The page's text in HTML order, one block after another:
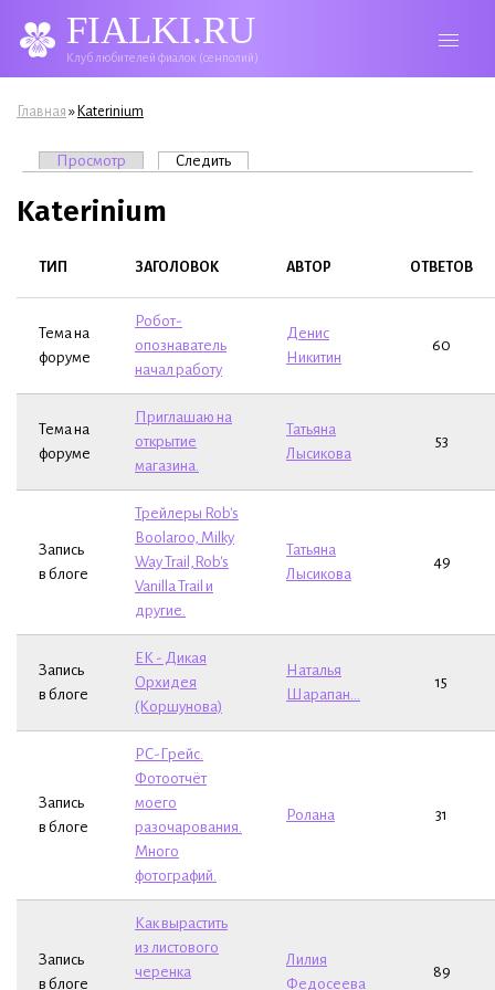
FIALKI.RU
Клуб любителей фиалок (сенполий)
Вы здесь
Главная » Katerinium
Главные вкладки
Просмотр Следить(активная вкладка)
Katerinium
ТИП ЗАГОЛОВОК АВТОР ОТВЕТОВ
Тема на
форуме
Робот-
опознаватель
начал работу
Денис
Никитин
60
Тема на
форуме
Приглашаю на
открытие
магазина.
Татьяна
Лысикова
53
Запись
в блоге
Трейлеры Rob's
Boolaroo, Milky
Way Trail,Rob's
Vanilla Trail и
другие.
Татьяна
Лысикова
49
Запись
в блоге
ЕК - Дикая
Орхидея
(Коршунова)
Наталья
Шарапан...
15
Запись
в блоге
РС-Грейс.
Фотоотчёт
моего
разочарования.
Много
фотографий.
Ролана 31
Запись
в блоге
Как вырастить
из листового
черенка
Лилия
Федосеева
89